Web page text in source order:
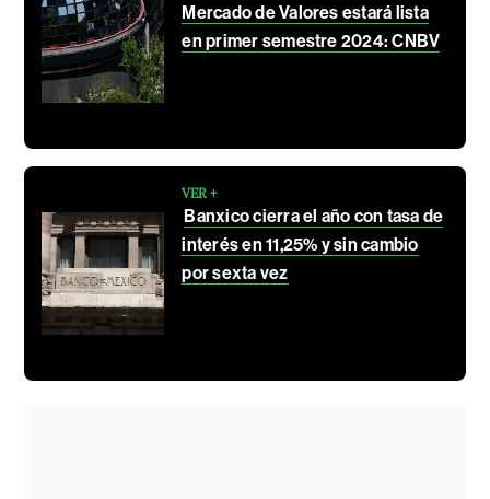
Mercado de Valores estará lista
en primer semestre 2024: CNBV
VER +
Banxico cierra el año con tasa de
interés en 11,25% y sin cambio
por sexta vez